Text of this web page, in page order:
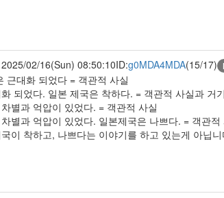
2025/02/16(Sun) 08:50:10ID:g0MDA4MDA(15/17)
근대화 되었다 = 객관적 사실
되었다. 일본 제국은 착하다. = 객관적 사실과 거
별과 억압이 있었다. = 객관적 사실
별과 억압이 있었다. 일본제국은 나쁘다. = 객관
이 착하고, 나쁘다는 이야기를 하고 있는게 아닙니